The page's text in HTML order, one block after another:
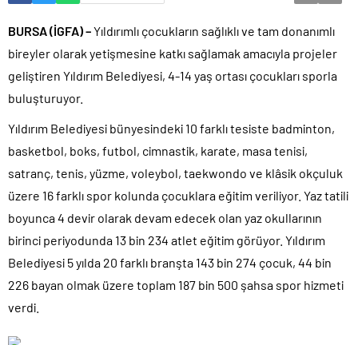
BURSA (İGFA) –Yıldırımlı çocukların sağlıklı ve tam donanımlı
bireyler olarak yetişmesine katkı sağlamak amacıyla projeler
geliştiren Yıldırım Belediyesi, 4-14 yaş ortası çocukları sporla
buluşturuyor.
Yıldırım Belediyesi bünyesindeki 10 farklı tesiste badminton,
basketbol, boks, futbol, cimnastik, karate, masa tenisi,
satranç, tenis, yüzme, voleybol, taekwondo ve klâsik okçuluk
üzere 16 farklı spor kolunda çocuklara eğitim veriliyor. Yaz tatili
boyunca 4 devir olarak devam edecek olan yaz okullarının
birinci periyodunda 13 bin 234 atlet eğitim görüyor. Yıldırım
Belediyesi 5 yılda 20 farklı branşta 143 bin 274 çocuk, 44 bin
226 bayan olmak üzere toplam 187 bin 500 şahsa spor hizmeti
verdi.